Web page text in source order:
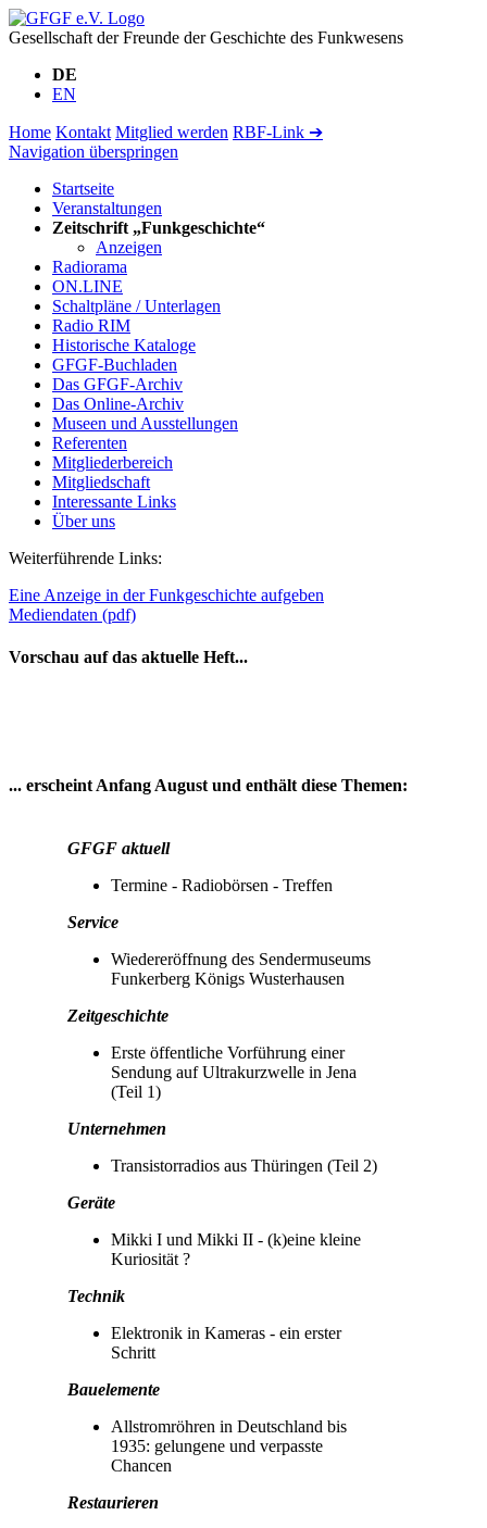
Gesellschaft der Freunde der Geschichte des Funkwesens
DE
EN
Home Kontakt Mitglied werden RBF-Link ➔
Navigation überspringen
Startseite
Veranstaltungen
Zeitschrift „Funkgeschichte“
Anzeigen
Radiorama
ON.LINE
Schaltpläne / Unterlagen
Radio RIM
Historische Kataloge
GFGF-Buchladen
Das GFGF-Archiv
Das Online-Archiv
Museen und Ausstellungen
Referenten
Mitgliederbereich
Mitgliedschaft
Interessante Links
Über uns
Weiterführende Links:
Eine Anzeige in der Funkgeschichte aufgeben
Mediendaten (pdf)
Vorschau auf das aktuelle Heft...
... erscheint Anfang August und enthält diese Themen:
GFGF aktuell
Termine - Radiobörsen - Treffen
Service
Wiedereröffnung des Sendermuseums
Funkerberg Königs Wusterhausen
Zeitgeschichte
Erste öffentliche Vorführung einer
Sendung auf Ultrakurzwelle in Jena
(Teil 1)
Unternehmen
Transistorradios aus Thüringen (Teil 2)
Geräte
Mikki I und Mikki II - (k)eine kleine
Kuriosität ?
Technik
Elektronik in Kameras - ein erster
Schritt
Bauelemente
Allstromröhren in Deutschland bis
1935: gelungene und verpasste
Chancen
Restaurieren